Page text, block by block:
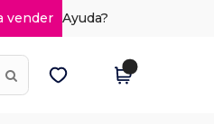
vender Ayuda?